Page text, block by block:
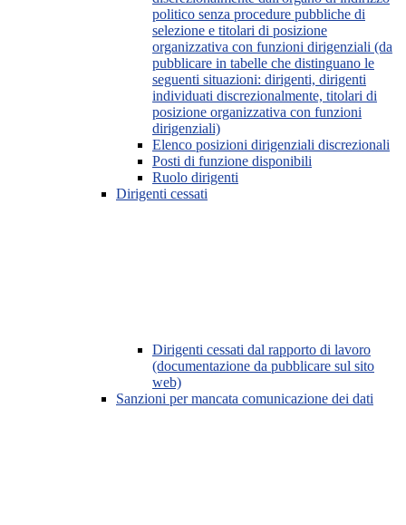
politico senza procedure pubbliche di
selezione e titolari di posizione
organizzativa con funzioni dirigenziali (da
pubblicare in tabelle che distinguano le
seguenti situazioni: dirigenti, dirigenti
individuati discrezionalmente, titolari di
posizione organizzativa con funzioni
dirigenziali)
Elenco posizioni dirigenziali discrezionali
Posti di funzione disponibili
Ruolo dirigenti
Dirigenti cessati
Dirigenti cessati dal rapporto di lavoro
(documentazione da pubblicare sul sito
web)
Sanzioni per mancata comunicazione dei dati